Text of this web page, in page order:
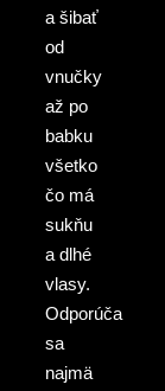
a šibať
od
vnučky
až po
babku
všetko
čo má
sukňu
a dlhé
vlasy.
Odporúča
sa
najmä